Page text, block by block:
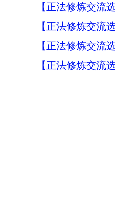
【正法修炼交流
【正法修炼交流
【正法修炼交流
【正法修炼交流